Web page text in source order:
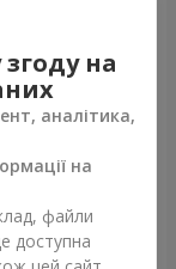
Кота"
Замовити
на
аналітика,
на
файли
доступна